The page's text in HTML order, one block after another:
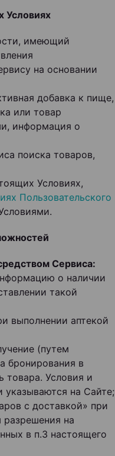
Условиях
имеющий
на основании
добавка к пище,
или товар
информация о
поиска товаров,
Условиях,
Пользовательского
Сервиса:
о наличии
такой
выполнении аптекой
(путем
бронирования в
товара. Условия и
указываются на Сайте;
с доставкой» при
разрешения на
в п.3 настоящего